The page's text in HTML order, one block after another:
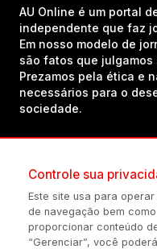
AU Online é um portal
independente que faz
Em nosso modelo de
são fatos que
Prezamos pela ética e
necessários para o
sociedade.
(54) 98434-8385
Controle sua
Este site usa para
de navegação bem
proporcionar conteúdo
“Gerenciar”, você